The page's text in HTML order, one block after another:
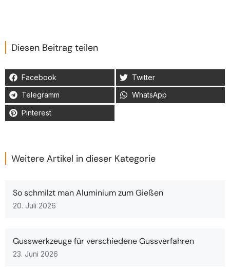
Diesen Beitrag teilen
Facebook Twitter
Telegramm WhatsApp
Pinterest
Weitere Artikel in dieser Kategorie
So schmilzt man Aluminium zum Gießen
20. Juli 2026
Gusswerkzeuge für verschiedene Gussverfahren
23. Juni 2026